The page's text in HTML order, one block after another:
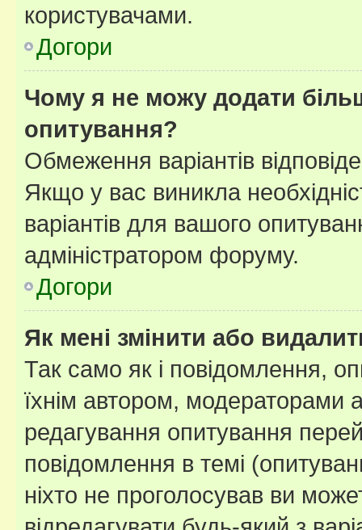
користувачами.
Догори
Чому я не можу додати
опитування?
Обмеження варіантів
Якщо у вас виникла
варіантів для вашого
адміністратором форуму.
Догори
Як мені змінити або
Так само як і повідомлення,
їхнім автором, модераторами
редагування опитування
повідомлення в темі
ніхто не проголосував ви